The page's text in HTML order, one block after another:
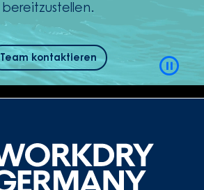
Video
bereitzustellen.
Team kontaktieren